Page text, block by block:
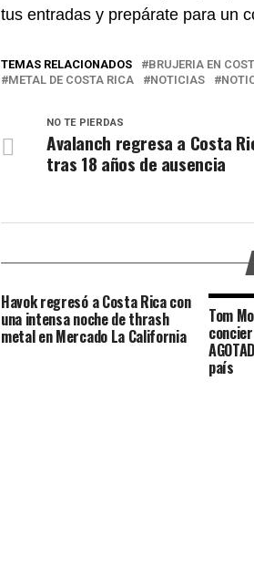
tus entradas y prepárate para un
TEMAS RELACIONADOS BRUJERIA EN
METAL DE COSTA RICA
NOTICIAS
NO TE PIERDAS
Avalanch regresa a Costa
tras 18 años de ausencia
Havok regresó a Costa Rica con
una intensa noche de thrash
metal en Mercado La California
Tom
país